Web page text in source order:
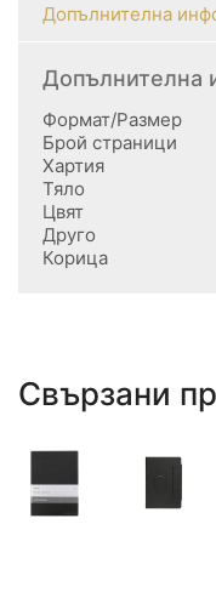
Допълнителна
Допълнителна
Формат/Размер
Брой страници
Хартия
Тяло
Цвят
Друго
Корица
Свързани